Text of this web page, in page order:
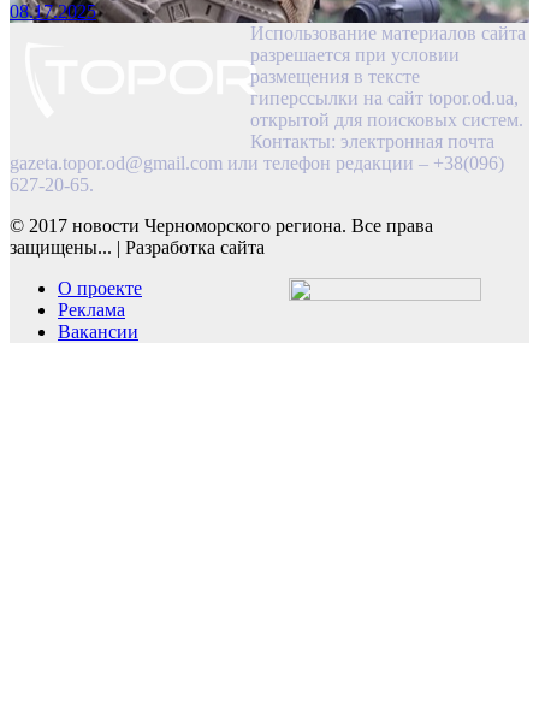
08.17.2025
Использование материалов сайта
разрешается при условии
размещения в тексте
гиперссылки на сайт topor.od.ua,
открытой для поисковых систем.
Контакты: электронная почта
gazeta.topor.od@gmail.com или телефон редакции – +38(096)
627-20-65.
© 2017 новости Черноморского региона. Все права
защищены... | Разработка сайта
О проекте
Реклама
Вакансии